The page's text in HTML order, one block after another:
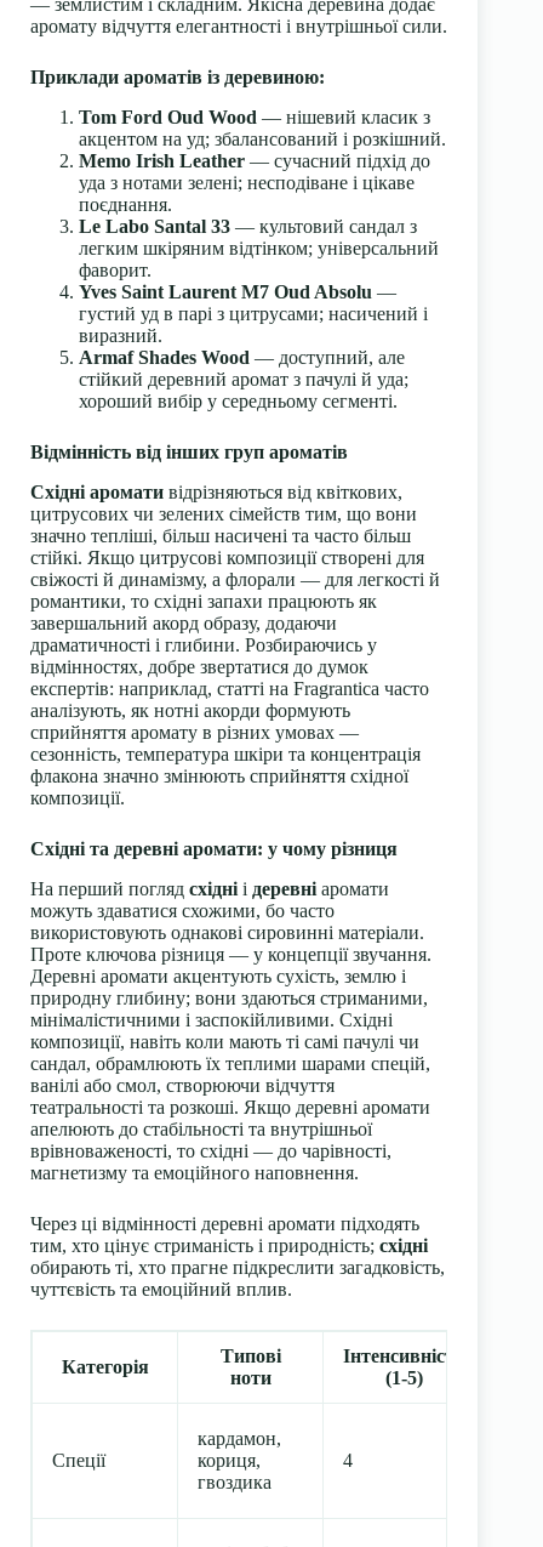
— землистим і складним. Якісна деревина додає
аромату відчуття елегантності і внутрішньої сили.
Приклади ароматів із деревиною:
Tom Ford Oud Wood — нішевий класик з
акцентом на уд; збалансований і розкішний.
Memo Irish Leather — сучасний підхід до
уда з нотами зелені; несподіване і цікаве
поєднання.
Le Labo Santal 33 — культовий сандал з
легким шкіряним відтінком; універсальний
фаворит.
Yves Saint Laurent M7 Oud Absolu —
густий уд в парі з цитрусами; насичений і
виразний.
Armaf Shades Wood — доступний, але
стійкий деревний аромат з пачулі й уда;
хороший вибір у середньому сегменті.
Відмінність від інших груп ароматів
Східні аромати відрізняються від квіткових,
цитрусових чи зелених сімейств тим, що вони
значно тепліші, більш насичені та часто більш
стійкі. Якщо цитрусові композиції створені для
свіжості й динамізму, а флорали — для легкості й
романтики, то східні запахи працюють як
завершальний акорд образу, додаючи
драматичності і глибини. Розбираючись у
відмінностях, добре звертатися до думок
експертів: наприклад, статті на Fragrantica часто
аналізують, як нотні акорди формують
сприйняття аромату в різних умовах —
сезонність, температура шкіри та концентрація
флакона значно змінюють сприйняття східної
композиції.
Східні та деревні аромати: у чому різниця
На перший погляд східні і деревні аромати
можуть здаватися схожими, бо часто
використовують однакові сировинні матеріали.
Проте ключова різниця — у концепції звучання.
Деревні аромати акцентують сухість, землю і
природну глибину; вони здаються стриманими,
мінімалістичними і заспокійливими. Східні
композиції, навіть коли мають ті самі пачулі чи
сандал, обрамлюють їх теплими шарами спецій,
ванілі або смол, створюючи відчуття
театральності та розкоші. Якщо деревні аромати
апелюють до стабільності та внутрішньої
врівноваженості, то східні — до чарівності,
магнетизму та емоційного наповнення.
Через ці відмінності деревні аромати підходять
тим, хто цінує стриманість і природність; східні
обирають ті, хто прагне підкреслити загадковість,
чуттєвість та емоційний вплив.
Категорія
Типові
ноти
Інтенсивність
(1-5)
Спеції
кардамон,
кориця,
гвоздика
4